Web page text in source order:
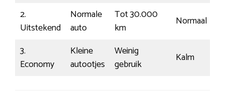
2.
Uitstekend
Normale
auto
Tot 30.000
km
Normaal
3.
Economy
Kleine
autootjes
Weinig
gebruik
Kalm